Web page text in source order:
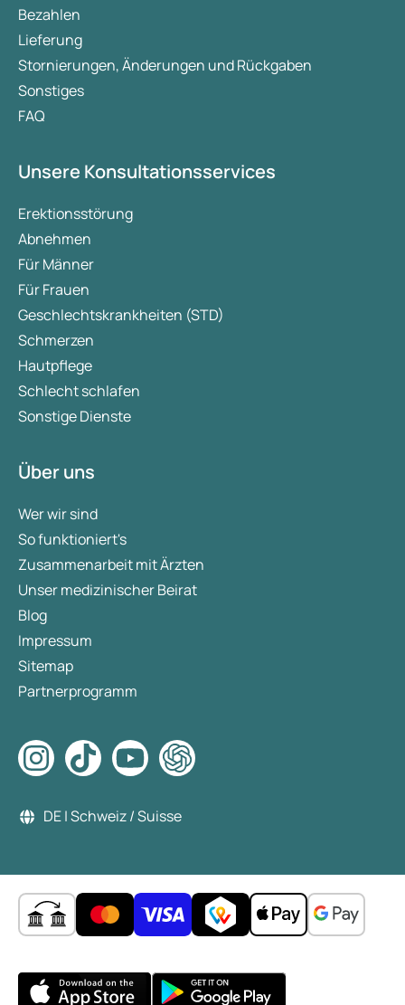
Bezahlen
Lieferung
Stornierungen, Änderungen und Rückgaben
Sonstiges
FAQ
Unsere Konsultationsservices
Erektionsstörung
Abnehmen
Für Männer
Für Frauen
Geschlechtskrankheiten (STD)
Schmerzen
Hautpflege
Schlecht schlafen
Sonstige Dienste
Über uns
Wer wir sind
So funktioniert's
Zusammenarbeit mit Ärzten
Unser medizinischer Beirat
Blog
Impressum
Sitemap
Partnerprogramm
DE | Schweiz / Suisse